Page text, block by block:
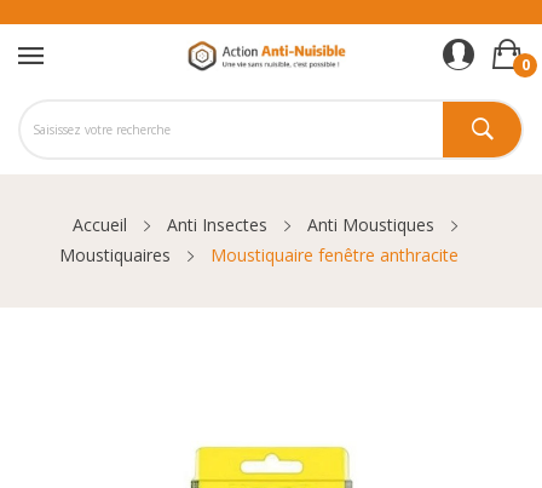
0
Accueil Anti Insectes
Anti Moustiques
Moustiquaires
Moustiquaire fenêtre anthracite